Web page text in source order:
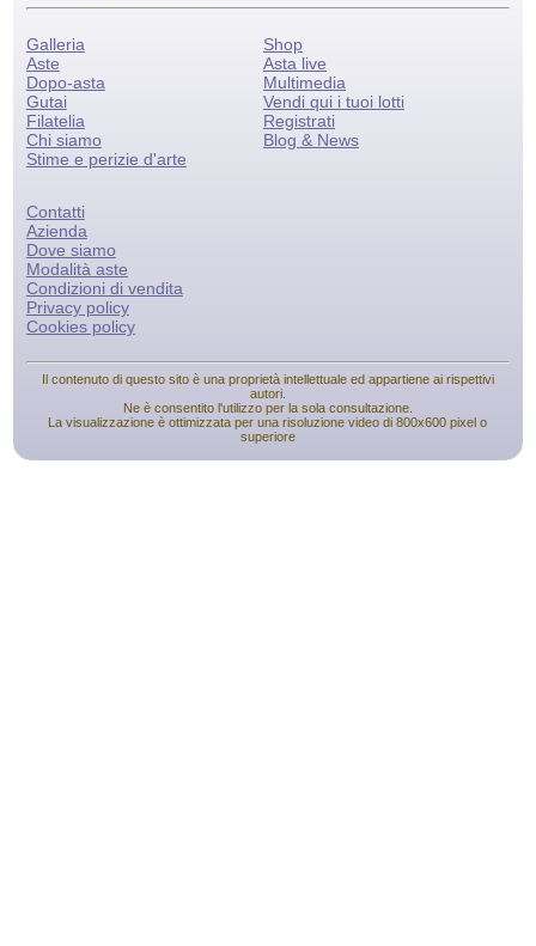
Galleria
Aste
Dopo-asta
Gutai
Filatelia
Chi siamo
Stime e perizie d'arte
Shop
Asta live
Multimedia
Vendi qui i tuoi lotti
Registrati
Blog & News
Contatti
Azienda
Dove siamo
Modalità aste
Condizioni di vendita
Privacy policy
Cookies policy
Il contenuto di questo sito è una proprietà intellettuale ed appartiene ai rispettivi
autori.
Ne è consentito l'utilizzo per la sola consultazione.
La visualizzazione è ottimizzata per una risoluzione video di 800x600 pixel o
superiore